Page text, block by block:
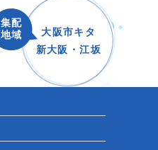
集配
地域
大阪市キタ
新大阪・江坂